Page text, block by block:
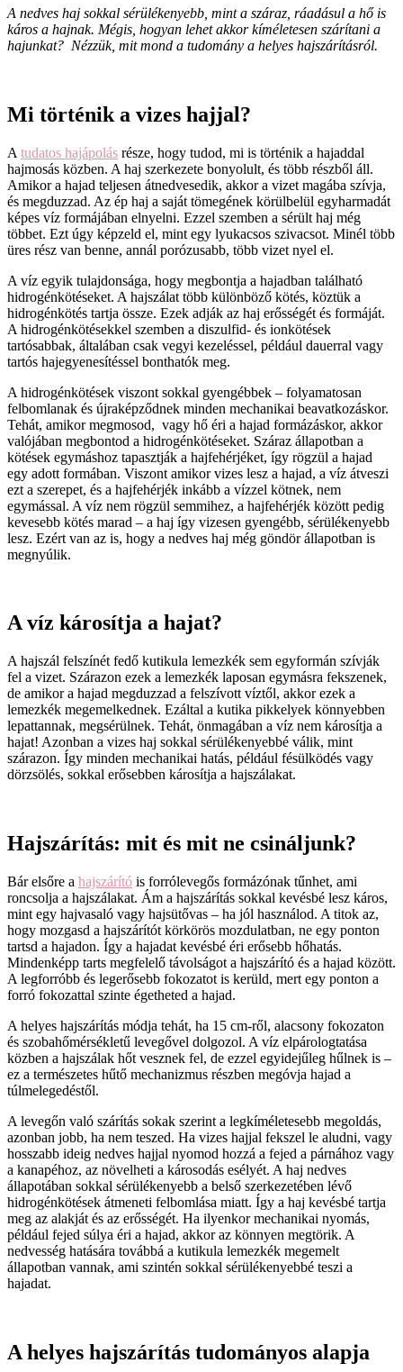
A nedves haj sokkal sérülékenyebb, mint a száraz, ráadásul a hő is
káros a hajnak. Mégis, hogyan lehet akkor kíméletesen szárítani a
hajunkat? Nézzük, mit mond a tudomány a helyes hajszárításról.
Mi történik a vizes hajjal?
A tudatos hajápolás része, hogy tudod, mi is történik a hajaddal
hajmosás közben. A haj szerkezete bonyolult, és több részből áll.
Amikor a hajad teljesen átnedvesedik, akkor a vizet magába szívja,
és megduzzad. Az ép haj a saját tömegének körülbelül egyharmadát
képes víz formájában elnyelni. Ezzel szemben a sérült haj még
többet. Ezt úgy képzeld el, mint egy lyukacsos szivacsot. Minél több
üres rész van benne, annál porózusabb, több vizet nyel el.
A víz egyik tulajdonsága, hogy megbontja a hajadban található
hidrogénkötéseket. A hajszálat több különböző kötés, köztük a
hidrogénkötés tartja össze. Ezek adják az haj erősségét és formáját.
A hidrogénkötésekkel szemben a diszulfid- és ionkötések
tartósabbak, általában csak vegyi kezeléssel, például dauerral vagy
tartós hajegyenesítéssel bonthatók meg.
A hidrogénkötések viszont sokkal gyengébbek – folyamatosan
felbomlanak és újraképződnek minden mechanikai beavatkozáskor.
Tehát, amikor megmosod, vagy hő éri a hajad formázáskor, akkor
valójában megbontod a hidrogénkötéseket. Száraz állapotban a
kötések egymáshoz tapasztják a hajfehérjéket, így rögzül a hajad
egy adott formában. Viszont amikor vizes lesz a hajad, a víz átveszi
ezt a szerepet, és a hajfehérjék inkább a vízzel kötnek, nem
egymással. A víz nem rögzül semmihez, a hajfehérjék között pedig
kevesebb kötés marad – a haj így vizesen gyengébb, sérülékenyebb
lesz. Ezért van az is, hogy a nedves haj még göndör állapotban is
megnyúlik.
A víz károsítja a hajat?
A hajszál felszínét fedő kutikula lemezkék sem egyformán szívják
fel a vizet. Szárazon ezek a lemezkék laposan egymásra fekszenek,
de amikor a hajad megduzzad a felszívott víztől, akkor ezek a
lemezkék megemelkednek. Ezáltal a kutika pikkelyek könnyebben
lepattannak, megsérülnek. Tehát, önmagában a víz nem károsítja a
hajat! Azonban a vizes haj sokkal sérülékenyebbé válik, mint
szárazon. Így minden mechanikai hatás, például fésülködés vagy
dörzsölés, sokkal erősebben károsítja a hajszálakat.
Hajszárítás: mit és mit ne csináljunk?
Bár elsőre a hajszárító is forrólevegős formázónak tűnhet, ami
roncsolja a hajszálakat. Ám a hajszárítás sokkal kevésbé lesz káros,
mint egy hajvasaló vagy hajsütővas – ha jól használod. A titok az,
hogy mozgasd a hajszárítót körkörös mozdulatban, ne egy ponton
tartsd a hajadon. Így a hajadat kevésbé éri erősebb hőhatás.
Mindenképp tarts megfelelő távolságot a hajszárító és a hajad között.
A legforróbb és legerősebb fokozatot is kerüld, mert egy ponton a
forró fokozattal szinte égetheted a hajad.
A helyes hajszárítás módja tehát, ha 15 cm-ről, alacsony fokozaton
és szobahőmérsékletű levegővel dolgozol. A víz elpárologtatása
közben a hajszálak hőt vesznek fel, de ezzel egyidejűleg hűlnek is –
ez a természetes hűtő mechanizmus részben megóvja hajad a
túlmelegedéstől.
A levegőn való szárítás sokak szerint a legkíméletesebb megoldás,
azonban jobb, ha nem teszed. Ha vizes hajjal fekszel le aludni, vagy
hosszabb ideig nedves hajjal nyomod hozzá a fejed a párnához vagy
a kanapéhoz, az növelheti a károsodás esélyét. A haj nedves
állapotában sokkal sérülékenyebb a belső szerkezetében lévő
hidrogénkötések átmeneti felbomlása miatt. Így a haj kevésbé tartja
meg az alakját és az erősségét. Ha ilyenkor mechanikai nyomás,
például fejed súlya éri a hajad, akkor az könnyen megtörik. A
nedvesség hatására továbbá a kutikula lemezkék megemelt
állapotban vannak, ami szintén sokkal sérülékenyebbé teszi a
hajadat.
A helyes hajszárítás tudományos alapja